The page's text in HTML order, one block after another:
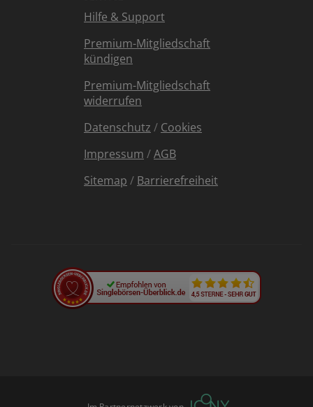
Hilfe & Support
Premium-Mitgliedschaft
kündigen
Premium-Mitgliedschaft
widerrufen
Datenschutz / Cookies
Impressum /AGB
Sitemap / Barrierefreiheit